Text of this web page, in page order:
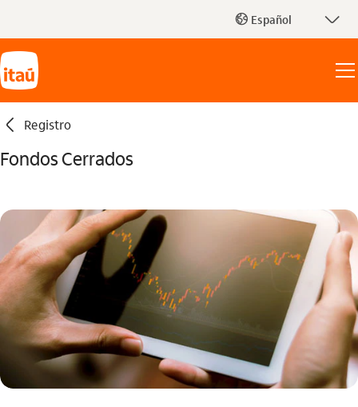
globo_outline Español seta_baixo
seta_esquerda Registro
Fondos Cerrados